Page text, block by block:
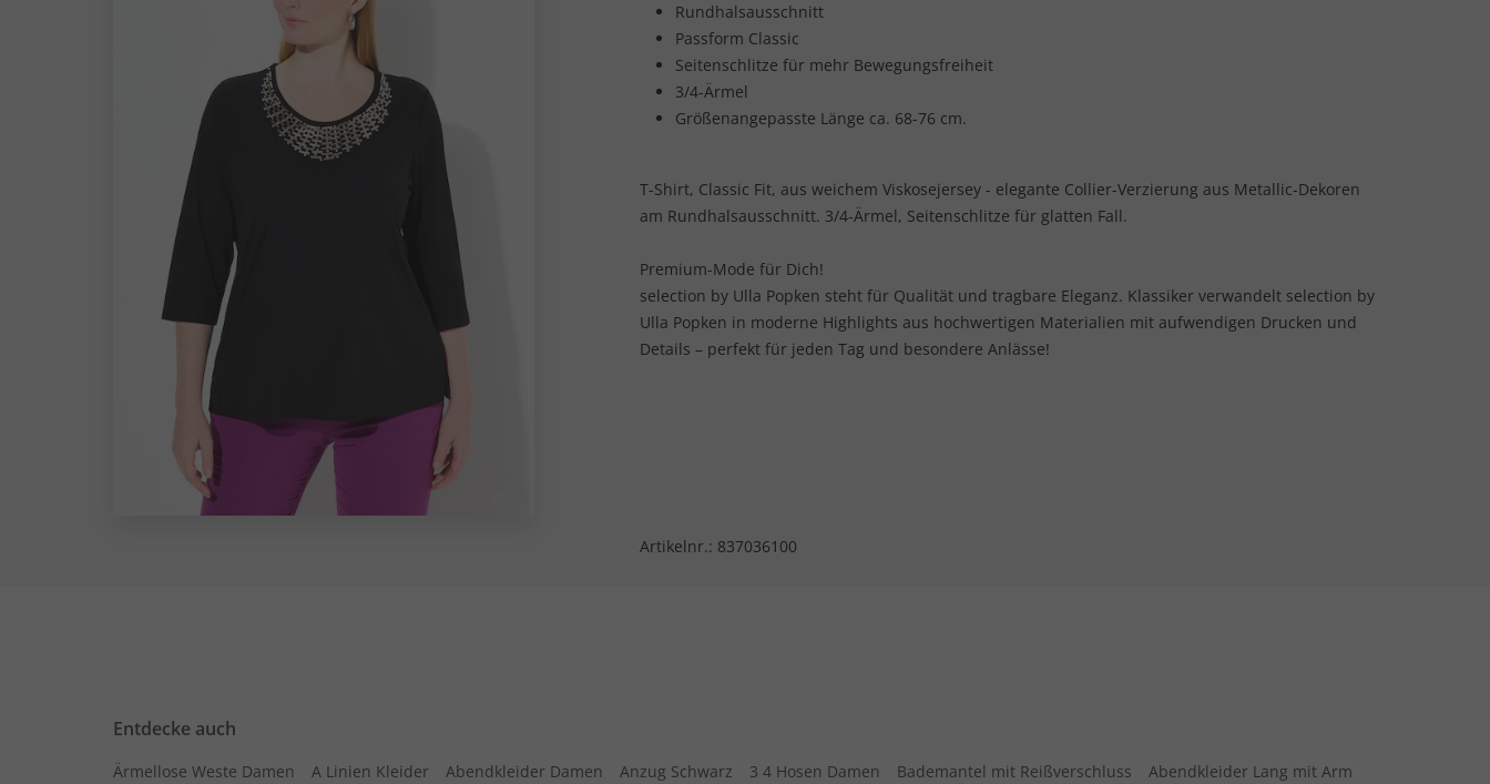
Rundhalsausschnitt
Passform Classic
Seitenschlitze für mehr Bewegungsfreiheit
3/4-Ärmel
Größenangepasste Länge ca. 68-76 cm.
T-Shirt, Classic Fit, aus weichem Viskosejersey - elegante Collier-Verzierung aus Metallic-Dekoren
am Rundhalsausschnitt. 3/4-Ärmel, Seitenschlitze für glatten Fall.
Premium-Mode für Dich!
selection by Ulla Popken steht für Qualität und tragbare Eleganz. Klassiker verwandelt selection by
Ulla Popken in moderne Highlights aus hochwertigen Materialien mit aufwendigen Drucken und
Details – perfekt für jeden Tag und besondere Anlässe!
Artikelnr.: 837036100
Entdecke auch
Ärmellose Weste Damen A Linien Kleider Abendkleider Damen Anzug Schwarz 3 4 Hosen Damen Bademantel mit Reißverschluss
Abendkleider Lang mit Arm